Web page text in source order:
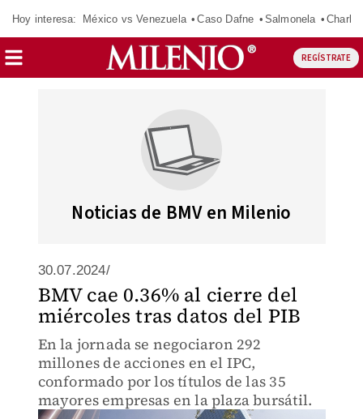
Hoy interesa: México vs Venezuela Caso Dafne Salmonela
REGÍSTRATE
Noticias de BMV en Milenio
30.07.2024/
BMV cae 0.36% al cierre del
miércoles tras datos del PIB
En la jornada se negociaron 292
millones de acciones en el IPC,
conformado por los títulos de las 35
mayores empresas en la plaza bursátil.